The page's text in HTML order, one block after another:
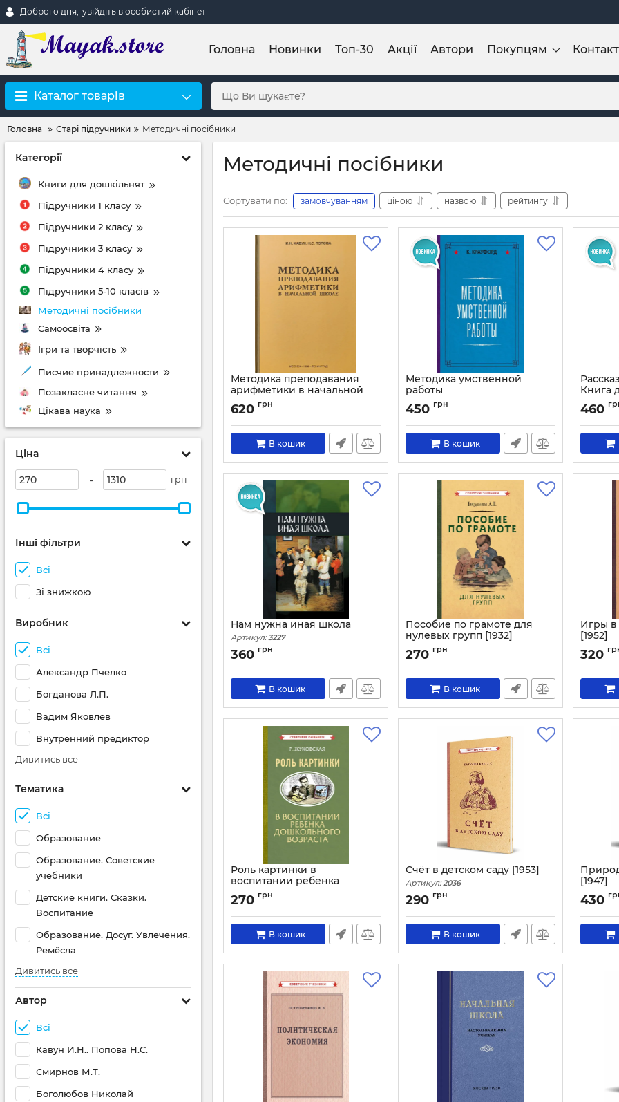
Доброго дня, увійдіть в особистий кабінет
Головна Новинки Топ-30 Акції Автори Покупцям
Каталог товарів
Головна Старі підручники Методичні посібники
Категорії
Книги для дошкільнят
Підручники 1 класу
Підручники 2 класу
Підручники 3 класу
Підручники 4 класу
Підручники 5-10 класів
Методичні посібники
Самоосвіта
Ігри та творчість
Писчие принадлежности
Позакласне читання
Цікава наука
Ціна
- грн
Інші фільтри
Всі
Зі знижкою
Виробник
Всі
Александр Пчелко
Богданова Л.П.
Вадим Яковлев
Внутренний предиктор
Дивитись все
Тематика
Всі
Образование
Образование. Советские
учебники
Детские книги. Сказки.
Воспитание
Образование. Досуг. Увлечения.
Ремёсла
Дивитись все
Автор
Всі
Кавун И.Н.. Попова Н.С.
Смирнов М.Т.
Боголюбов Николай
Методичні посібники
Сортувати по: замовчуванням ціною назвою рейтингу
Методика преподавания
арифметики в начальной
школе (Кавун И.Н., Попова
Н.С.)
Артикул: 1210
620 грн
В кошик
Методика умственной
работы
Артикул: 4253
450 грн
В кошик
Книга
Артикул:
460
Нам нужна иная школа
Артикул: 3227
360 грн
В кошик
Пособие по грамоте для
нулевых групп [1932]
Артикул: 3096
270 грн
В кошик
Игры в
[1952]
Артикул:
320
Роль картинки в
воспитании ребенка
дошкольного возраста [1954]
Артикул:
270 грн
В кошик
Счёт в детском саду [1953]
Артикул: 2036
290 грн
В кошик
[1947]
Артикул:
430